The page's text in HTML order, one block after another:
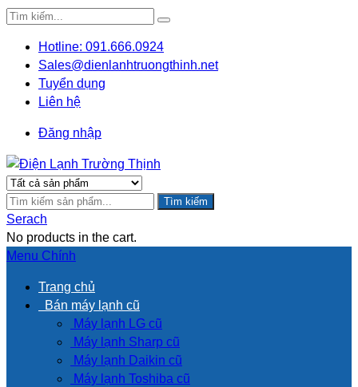
Hotline: 091.666.0924
Sales@dienlanhtruongthinh.net
Tuyển dụng
Liên hệ
Đăng nhập
Tìm kiếm
Serach
No products in the cart.
Menu Chính
Trang chủ
Bán máy lạnh cũ
Máy lạnh LG cũ
Máy lạnh Sharp cũ
Máy lạnh Daikin cũ
Máy lạnh Toshiba cũ